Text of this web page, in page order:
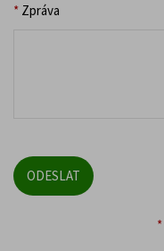
* Zpráva
*